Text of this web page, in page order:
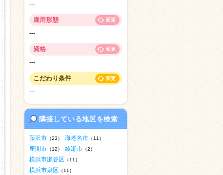
---
雇用形態 変更
---
資格 変更
---
こだわり条件 変更
---
隣接している地区を検索
藤沢市 （23） 海老名市 （11）
座間市 （12） 綾瀬市 （2）
横浜市瀬谷区 （11）
横浜市泉区 （11）